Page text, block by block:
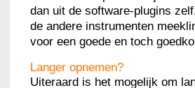
dan uit de software-plugins
de andere instrumenten
voor een goede en toch
Langer opnemen?
Uiteraard is het mogelijk om